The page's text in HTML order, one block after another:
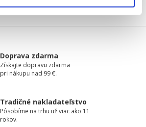
Doprava zdarma
Získajte dopravu zdarma
pri nákupu nad 99 €.
Tradičné nakladateľstvo
Pôsobíme na trhu už viac ako 11
rokov.